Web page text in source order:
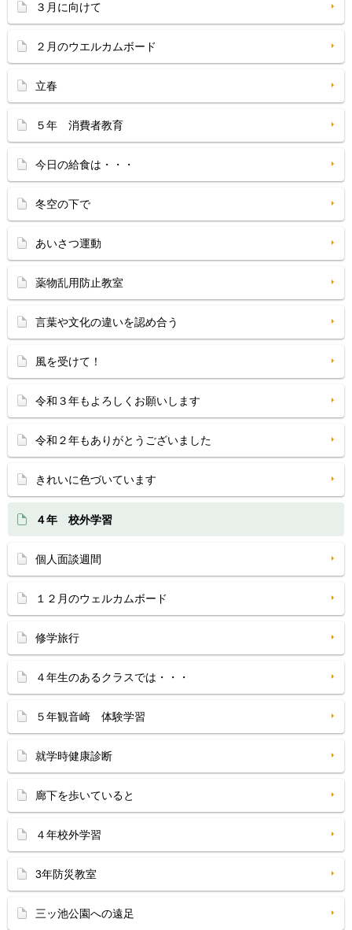
３月に向けて
２月のウエルカムボード
立春
５年 消費者教育
今日の給食は・・・
冬空の下で
あいさつ運動
薬物乱用防止教室
言葉や文化の違いを認め合う
風を受けて！
令和３年もよろしくお願いします
令和２年もありがとうございました
きれいに色づいています
４年 校外学習
個人面談週間
１２月のウェルカムボード
修学旅行
４年生のあるクラスでは・・・
５年観音崎 体験学習
就学時健康診断
廊下を歩いていると
４年校外学習
3年防災教室
三ッ池公園への遠足